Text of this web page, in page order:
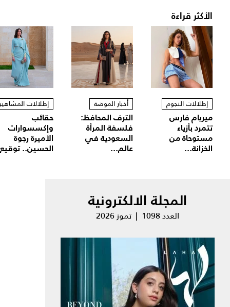
الأكثر قراءة
إطلالات النجوم
ميريام فارس
تتمرد بأزياء
مستوحاة من
الخزانة...
أخبار الموضة
الترف المحافظ:
فلسفة المرأة
السعودية في
عالم...
إطلالات
حقائب
وإكسسوارات
الأميرة رجوة
الحسين..
المجلة الالكترونية
العدد 1098 | تموز 2026